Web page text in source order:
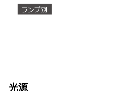
光源